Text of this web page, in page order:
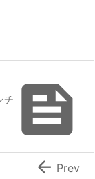

チ
 Prev